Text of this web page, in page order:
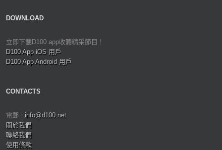
DOWNLOAD
立即下載D100 app收聽精采節目！
D100 App iOS 用戶
D100 App Android 用戶
CONTACTS
電郵 : info@d100.net
關於我們
聯絡我們
使用條款